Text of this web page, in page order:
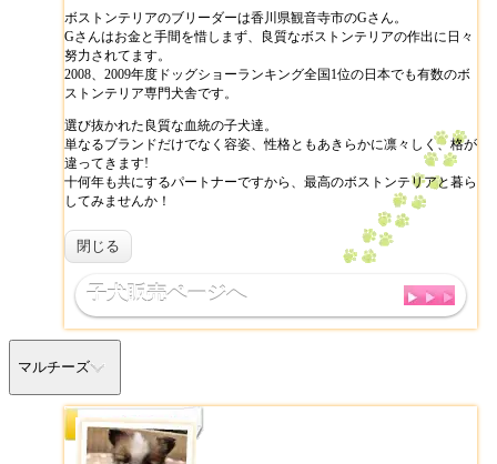
ボストンテリアのブリーダーは香川県観音寺市のGさん。
Gさんはお金と手間を惜しまず、良質なボストンテリアの作出に日々
努力されてます。
2008、2009年度ドッグショーランキング全国1位の日本でも有数のボ
ストンテリア専門犬舎です。
選び抜かれた良質な血統の子犬達。
単なるブランドだけでなく容姿、性格ともあきらかに凛々しく、格が
違ってきます!
十何年も共にするパートナーですから、最高のボストンテリアと暮ら
してみませんか！
閉じる
子犬販売ページへ
マルチーズ